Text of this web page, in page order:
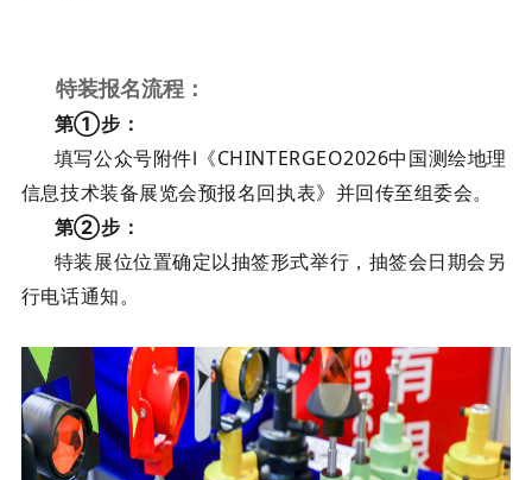
特装报名流程：
第①步：
填写公众号附件Ⅰ《CHINTERGEO2026中国测绘地理
信息技术装备展览会预报名回执表》并回传至组委会。
第②步：
特装展位位置确定以抽签形式举行，抽签会日期会另
行电话通知。